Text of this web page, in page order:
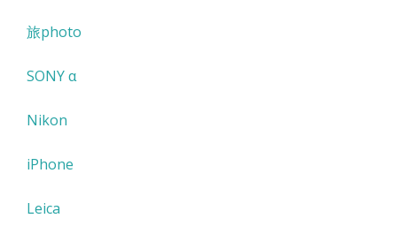
旅photo
SONY α
Nikon
iPhone
Leica